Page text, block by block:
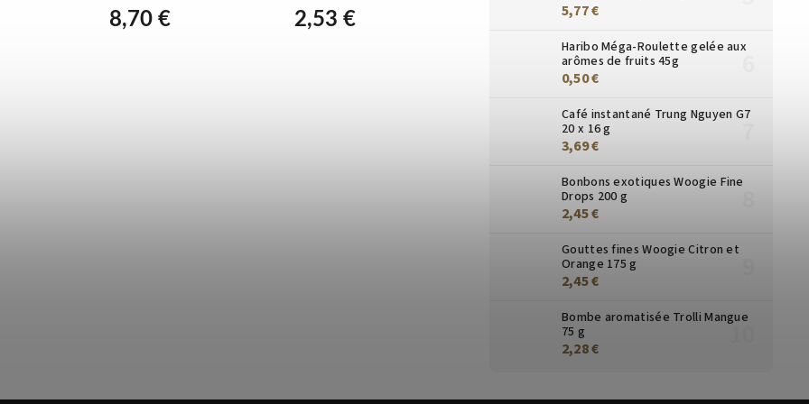
5,77 €
Haribo Méga-Roulette gelée aux
arômes de fruits 45g
0,50 €
Café instantané Trung Nguyen G7
20 x 16 g
3,69 €
Bonbons exotiques Woogie Fine
Drops 200 g
2,45 €
Gouttes fines Woogie Citron et
Orange 175 g
2,45 €
Bombe aromatisée Trolli Mangue
75 g
2,28 €
8,70 € 2,53 €